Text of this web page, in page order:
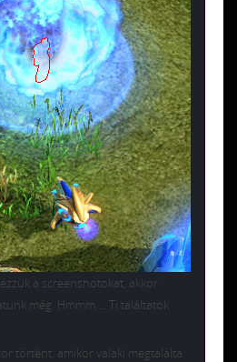
a screenshotokat, akkor
még. Hmmm … Ti találtatok
történt, amikor valaki megtalálta